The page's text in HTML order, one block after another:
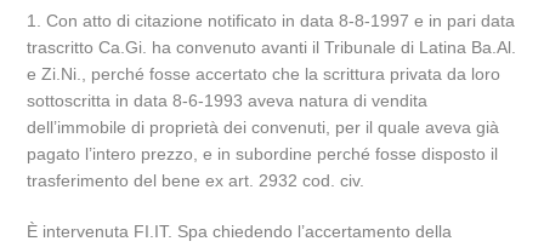
1. Con atto di citazione notificato in data 8-8-1997 e in pari data
trascritto Ca.Gi. ha convenuto avanti il Tribunale di Latina Ba.Al.
e Zi.Ni., perché fosse accertato che la scrittura privata da loro
sottoscritta in data 8-6-1993 aveva natura di vendita
dell’immobile di proprietà dei convenuti, per il quale aveva già
pagato l’intero prezzo, e in subordine perché fosse disposto il
trasferimento del bene ex art. 2932 cod. civ.
È intervenuta FI.IT. Spa chiedendo l’accertamento della